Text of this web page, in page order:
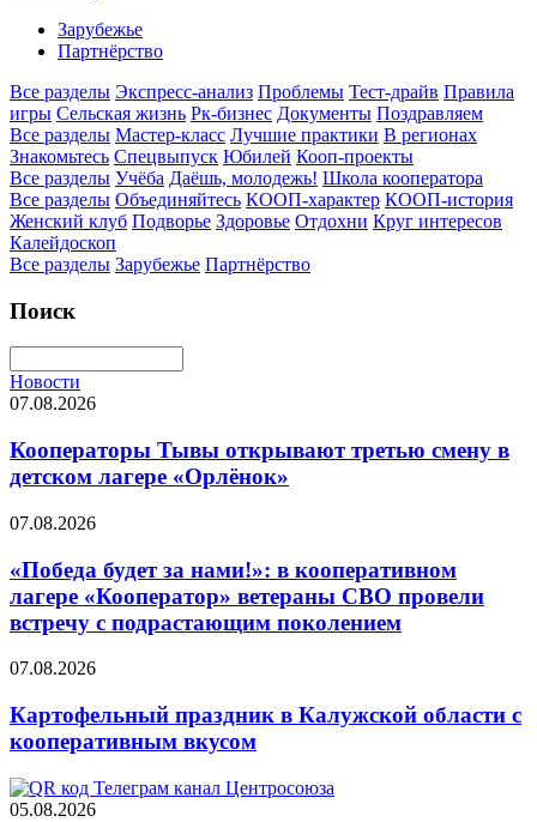
Зарубежье
Партнёрство
Все разделы Экспресс-анализ Проблемы Тест-драйв Правила
игры Сельская жизнь Рк-бизнес Документы Поздравляем
Все разделы Мастер-класс Лучшие практики В регионах
Знакомьтесь Спецвыпуск Юбилей Кооп-проекты
Все разделы Учёба Даёшь, молодежь! Школа кооператора
Все разделы Объединяйтесь КООП-характер КООП-история
Женский клуб Подворье Здоровье Отдохни Круг интересов
Калейдоскоп
Все разделы Зарубежье Партнёрство
Поиск
Новости
07.08.2026
Кооператоры Тывы открывают третью смену в
детском лагере «Орлёнок»
07.08.2026
«Победа будет за нами!»: в кооперативном
лагере «Кооператор» ветераны СВО провели
встречу с подрастающим поколением
07.08.2026
Картофельный праздник в Калужской области с
кооперативным вкусом
05.08.2026